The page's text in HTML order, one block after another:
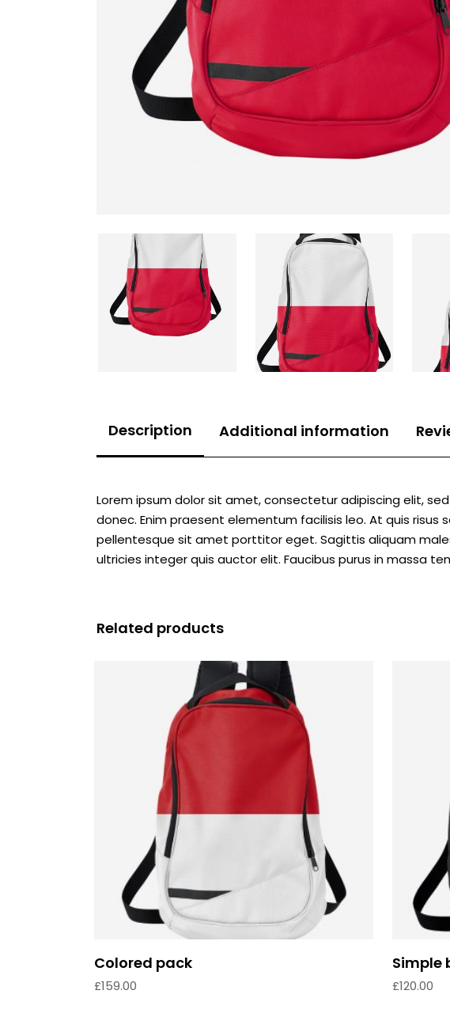
Description Additional information
Lorem ipsum dolor sit amet, consectetur adipiscing elit,
donec. Enim praesent elementum facilisis leo. At quis
pellentesque sit amet porttitor eget. Sagittis aliquam
ultricies integer quis auctor elit. Faucibus purus in massa
Related products
Colored pack
£159.00
Simple
£120.00